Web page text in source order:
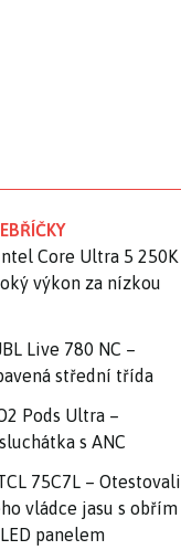
Core Ultra 5 250K
výkon za nízkou
Live 780 NC –
střední třída
Pods Ultra –
s ANC
75C7L – Otestovali
vládce jasu s obřím
panelem